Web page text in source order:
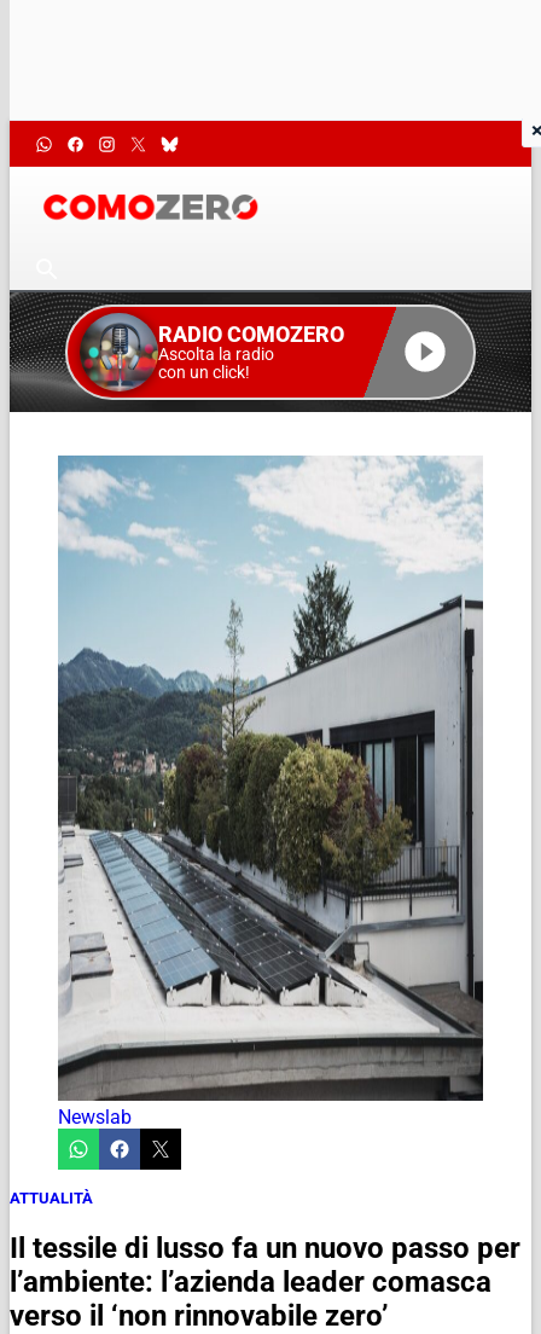
RADIO COMOZERO
Ascolta la radio
con un click!
Newslab
ATTUALITÀ
Il tessile di lusso fa un nuovo passo per
l’ambiente: l’azienda leader comasca
verso il ‘non rinnovabile zero’